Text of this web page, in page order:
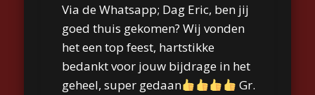
Via de Whatsapp; Dag Eric, ben jij
goed thuis gekomen? Wij vonden
het een top feest, hartstikke
bedankt voor jouw bijdrage in het
geheel, super gedaan
Gr.